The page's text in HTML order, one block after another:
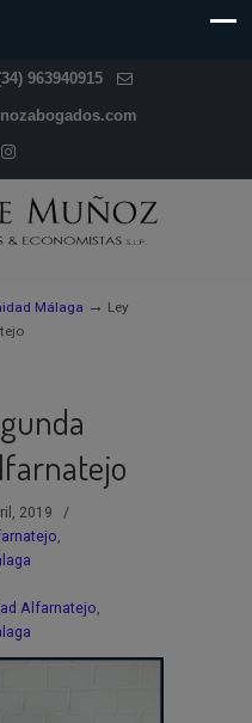
963940915
Málaga → Ley
2019
/
,
Alfarnatejo,